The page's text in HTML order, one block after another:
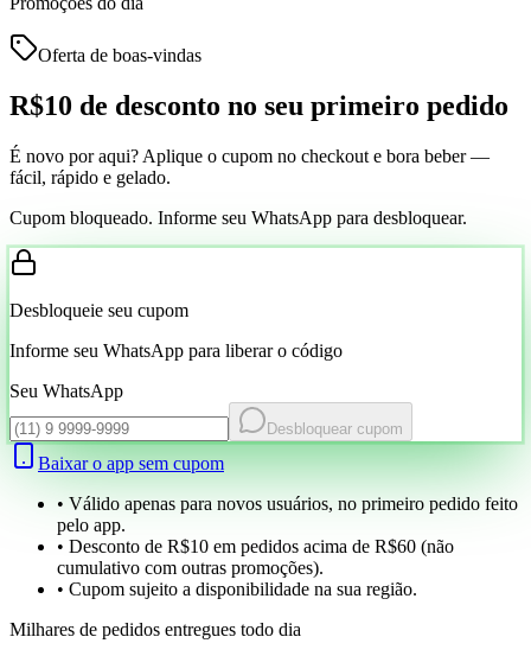
Oferta de boas-vindas
R$10 de desconto no seu primeiro pedido
É novo por aqui? Aplique o cupom no checkout e bora beber —
fácil, rápido e gelado.
Cupom bloqueado. Informe seu WhatsApp para desbloquear.
Desbloqueie seu cupom
Informe seu WhatsApp para liberar o código
Seu WhatsApp
Desbloquear cupom
Baixar o app sem cupom
• Válido apenas para novos usuários, no primeiro pedido feito
pelo app.
• Desconto de R$10 em pedidos acima de R$60 (não
cumulativo com outras promoções).
• Cupom sujeito a disponibilidade na sua região.
Milhares de pedidos entregues todo dia